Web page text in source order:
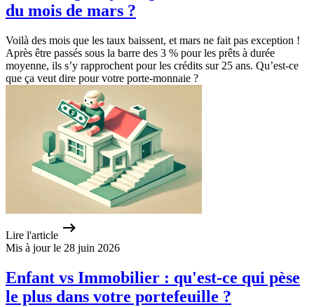
du mois de mars ?
Voilà des mois que les taux baissent, et mars ne fait pas exception !
Après être passés sous la barre des 3 % pour les prêts à durée
moyenne, ils s’y rapprochent pour les crédits sur 25 ans. Qu’est-ce
que ça veut dire pour votre porte-monnaie ?
Lire l'article
Mis à jour le 28 juin 2026
Enfant vs Immobilier : qu'est-ce qui pèse
le plus dans votre portefeuille ?